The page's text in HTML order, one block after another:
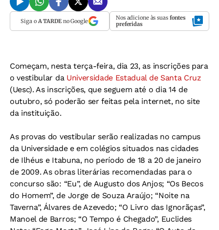
Siga o A TARDEno Google Nos adicione às suas fontes
preferidas
Começam, nesta terça-feira, dia 23, as inscrições para
o vestibular da Universidade Estadual de Santa Cruz
(Uesc). As inscrições, que seguem até o dia 14 de
outubro, só poderão ser feitas pela internet, no site
da instituição.
As provas do vestibular serão realizadas no campus
da Universidade e em colégios situados nas cidades
de Ilhéus e Itabuna, no período de 18 a 20 de janeiro
de 2009. As obras literárias recomendadas para o
concurso são: “Eu”, de Augusto dos Anjos; “Os Becos
do Homem”, de Jorge de Souza Araújo; “Noite na
Taverna”, Álvares de Azevedo; “O Livro das Ignorãças”,
Manoel de Barros; “O Tempo é Chegado”, Euclides